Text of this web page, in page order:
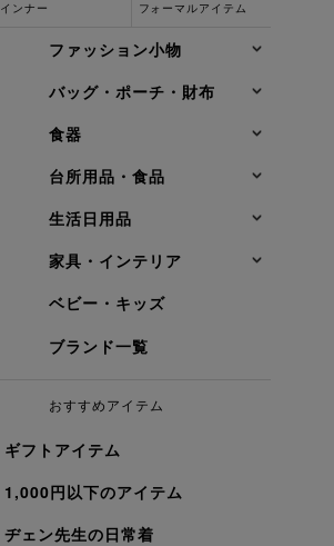
インナー フォーマルアイテム
ファッション小物
バッグ・ポーチ・財布
食器
台所用品・食品
生活日用品
家具・インテリア
ベビー・キッズ
ブランド一覧
おすすめアイテム
ギフトアイテム
1,000円以下のアイテム
ヂェン先生の日常着